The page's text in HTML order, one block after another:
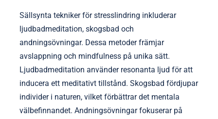
Sällsynta tekniker för stresslindring inkluderar
ljudbadmeditation, skogsbad och
andningsövningar. Dessa metoder främjar
avslappning och mindfulness på unika sätt.
Ljudbadmeditation använder resonanta ljud för att
inducera ett meditativt tillstånd. Skogsbad fördjupar
individer i naturen, vilket förbättrar det mentala
välbefinnandet. Andningsövningar fokuserar på